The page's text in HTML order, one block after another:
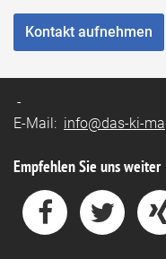
Kontakt aufnehmen
-
E-Mail: info@das-ki-
Empfehlen Sie uns weiter